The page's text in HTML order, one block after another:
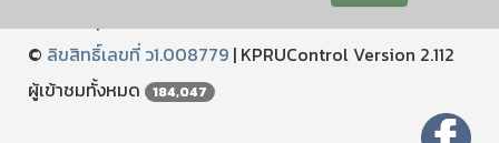
© ลิขสิทธิ์เลขที่ ว1.008779 | KPRUControl Version 2.112
ผู้เข้าชมทั้งหมด
184,047